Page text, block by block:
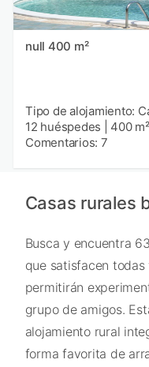
null 400 m²
Tipo de alojamiento:
12 huéspedes
400 m²
Comentarios: 7
Casas rurales
Busca y encuentra
que satisfacen
permitirán
grupo de amigos.
alojamiento rural
forma favorita de